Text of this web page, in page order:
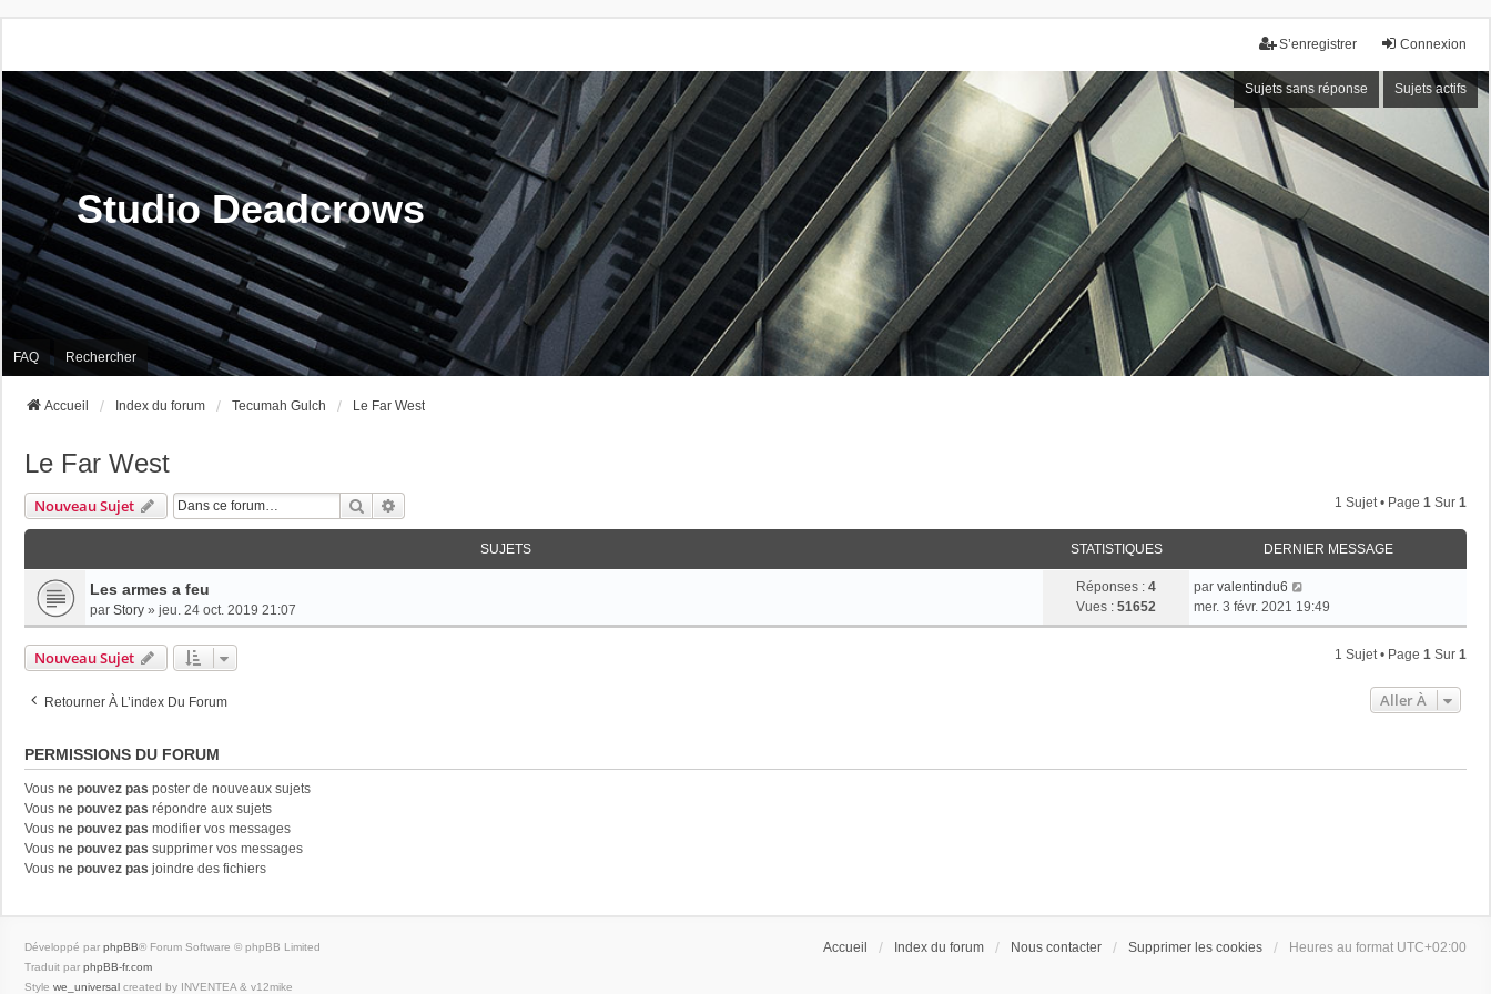
Connexion
S’enregistrer
Sujets sans réponse Sujets actifs
Studio Deadcrows
FAQ Rechercher
Accueil Index du forum Tecumah Gulch Le Far West
Le Far West
Nouveau Sujet Rechercher 1 Sujet • Page 1 Sur 1
SUJETS STATISTIQUES DERNIER MESSAGE
Les armes a feu
par Story » jeu. 24 oct. 2019 21:07
Réponses : 4
Vues : 51652
par valentindu6
mer. 3 févr. 2021 19:49
Nouveau Sujet 1 Sujet • Page 1 Sur 1
Retourner À L’index Du Forum Aller À
PERMISSIONS DU FORUM
Vous ne pouvez pas poster de nouveaux sujets
Vous ne pouvez pas répondre aux sujets
Vous ne pouvez pas modifier vos messages
Vous ne pouvez pas supprimer vos messages
Vous ne pouvez pas joindre des fichiers
Accueil Index du forum Nous contacter Supprimer les cookies Heures au format UTC+02:00
Développé par phpBB® Forum Software © phpBB Limited
Traduit par phpBB-fr.com
Style we_universal created by INVENTEA & v12mike